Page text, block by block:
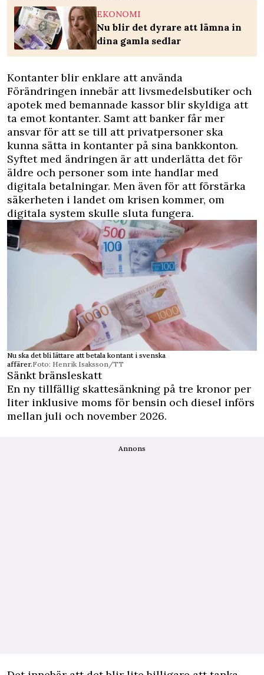
EKONOMI
Nu blir det dyrare att lämna in
dina gamla sedlar
Kontanter blir enklare att använda
Förändringen innebär att livsmedelsbutiker och
apotek med bemannade kassor blir skyldiga att
ta emot kontanter. Samt att banker får mer
ansvar för att se till att privatpersoner ska
kunna sätta in kontanter på sina bankkonton.
Syftet med ändringen är att underlätta det för
äldre och personer som inte handlar med
digitala betalningar. Men även för att förstärka
säkerheten i landet om krisen kommer, om
digitala system skulle sluta fungera.
Nu ska det bli lättare att betala kontant i svenska
affärer.Foto: Henrik Isaksson/TT
Sänkt bränsleskatt
En ny tillfällig skattesänkning på tre kronor per
liter inklusive moms för bensin och diesel införs
mellan juli och november 2026.
Annons